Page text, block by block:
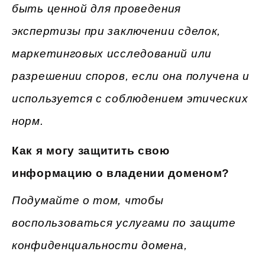
быть ценной для проведения
экспертизы при заключении сделок,
маркетинговых исследований или
разрешении споров, если она получена и
используется с соблюдением этических
норм.
Как я могу защитить свою
информацию о владении доменом?
Подумайте о том, чтобы
воспользоваться услугами по защите
конфиденциальности домена,